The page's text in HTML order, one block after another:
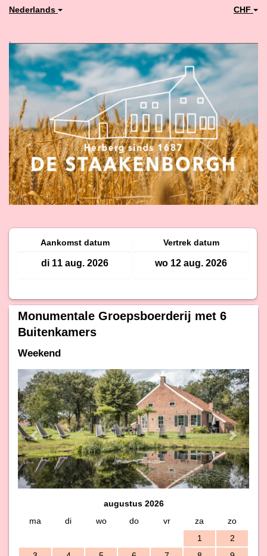
Nederlands CHF
Aankomst datum Vertrek datum
Monumentale Groepsboerderij met 6
Buitenkamers
Weekend
Previous Next
augustus 2026
ma
di wo do vr za
zo
1
2